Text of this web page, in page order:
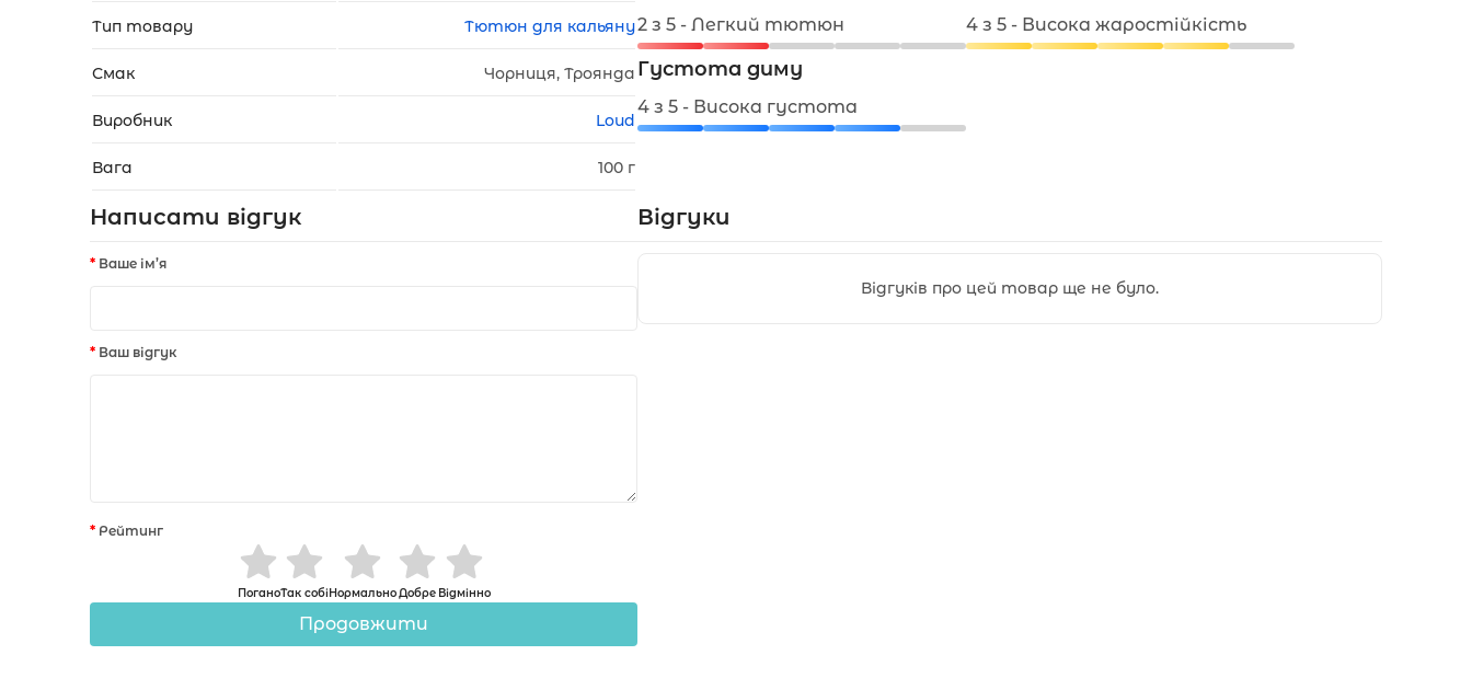
Тип товару Тютюн для кальяну
Смак Чорниця, Троянда
Виробник Loud
Вага 100 г
2 з 5 - Легкий тютюн 4 з 5 - Висока жаростійкість
Густота диму
4 з 5 - Висока густота
Написати відгук
Ваше ім’я
Ваш відгук
Рейтинг
ПоганоТак собіНормальноДобре Відмінно
Продовжити
Відгуки
Відгуків про цей товар ще не було.